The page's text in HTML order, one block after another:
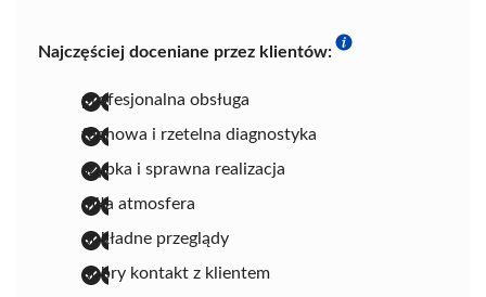
Najczęściej doceniane przez klientów:
profesjonalna obsługa
fachowa i rzetelna diagnostyka
szybka i sprawna realizacja
miła atmosfera
dokładne przeglądy
dobry kontakt z klientem